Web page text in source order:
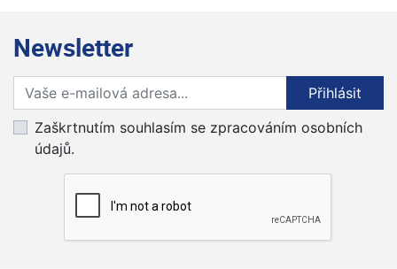
Newsletter
Přihlaste se k odběru novinek
Přihlásit
Zaškrtnutím souhlasím se zpracováním osobních
údajů.